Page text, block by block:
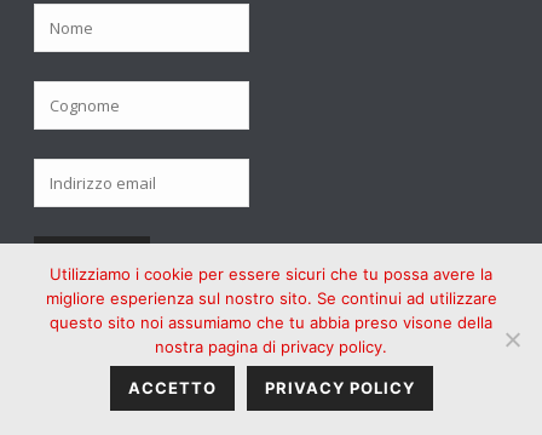
PHOTO GALLERY
Utilizziamo i cookie per essere sicuri che tu possa avere la
migliore esperienza sul nostro sito. Se continui ad utilizzare
questo sito noi assumiamo che tu abbia preso visone della
nostra pagina di privacy policy.
ACCETTO PRIVACY POLICY